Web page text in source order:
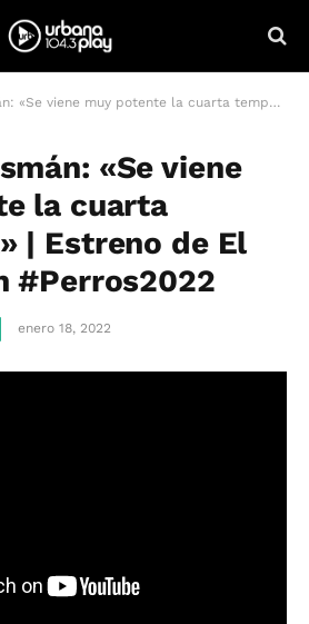
muy potente la cuarta temporada» | Estreno de El Marginal en #Perros2022
«Se viene
la cuarta
| Estreno de El
#Perros2022
enero 18, 2022